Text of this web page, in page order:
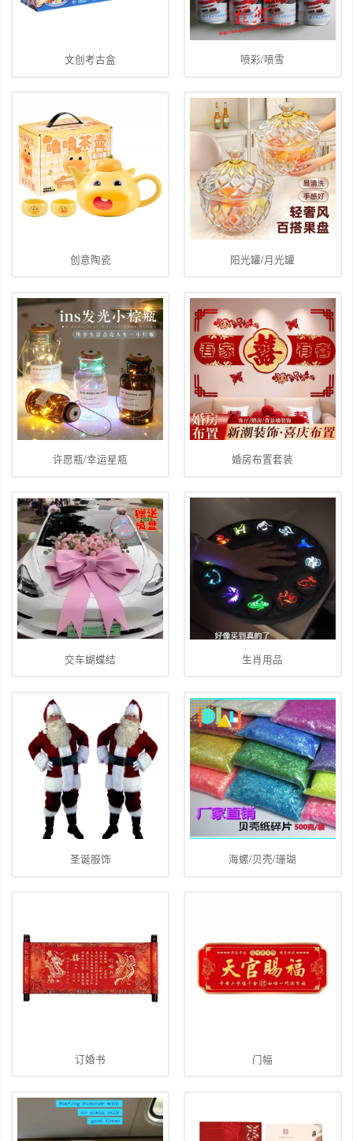
文创考古盒 喷彩/喷雪
创意陶瓷 阳光罐/月光罐
许愿瓶/幸运星瓶 婚房布置套装
交车蝴蝶结 生肖用品
圣诞服饰 海螺/贝壳/珊瑚
订婚书 门幅